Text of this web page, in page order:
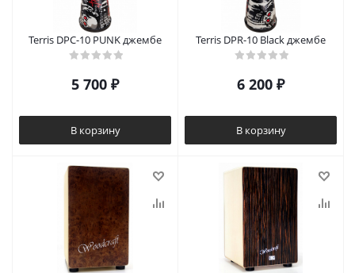
Terris DPC-10 PUNK джембе
5 700 ₽
В корзину
Terris DPR-10 Black джембе
6 200 ₽
В корзину